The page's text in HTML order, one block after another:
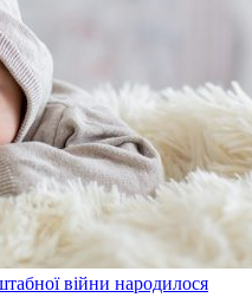
війни народилося